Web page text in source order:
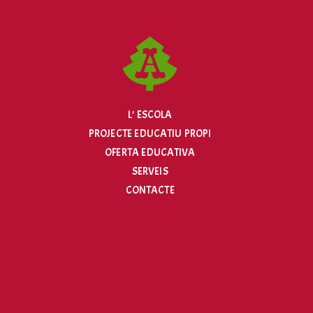
L’ ESCOLA
PROJECTE EDUCATIU PROPI
OFERTA EDUCATIVA
SERVEIS
CONTACTE